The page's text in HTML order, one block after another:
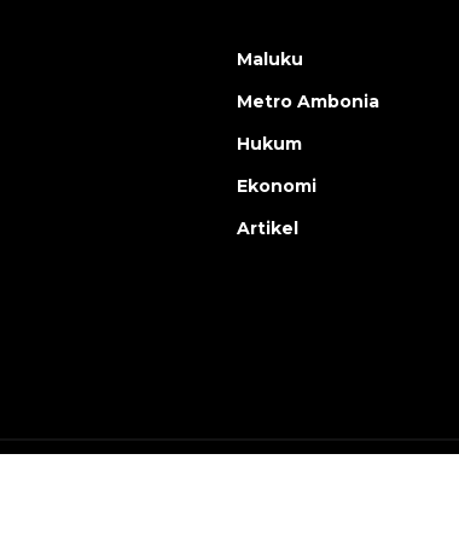
Maluku
Metro Ambonia
Hukum
Ekonomi
Artikel